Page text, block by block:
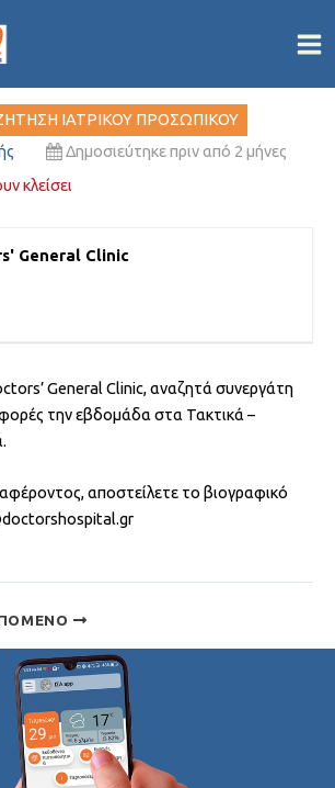
με Νευρολόγο
ΙΑΤΡΙΚΟΥ ΠΡΟΣΩΠΙΚΟΥ
Δημοσιεύτηκε πριν από 2 μήνες
κλείσει
General Clinic
General Clinic, αναζητά συνεργάτη
την εβδομάδα στα Τακτικά –
αποστείλετε το βιογραφικό